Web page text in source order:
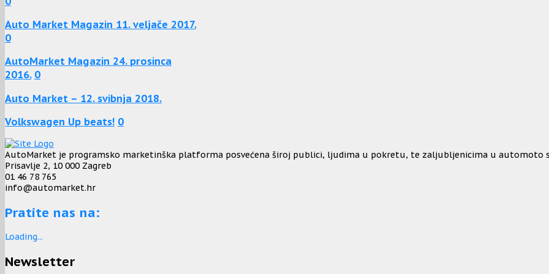
Auto Market Magazin 11. veljače 2017.
0
AutoMarket Magazin 24. prosinca
2016. 0
Auto Market – 12. svibnja 2018.
Volkswagen Up beats! 0
AutoMarket je programsko marketinška platforma posvećena široj publici, ljudima u pokretu, te zaljubljenicima u automoto
Prisavlje 2, 10 000 Zagreb
01 46 78 765
info@automarket.hr
Pratite nas na:
Loading...
Newsletter